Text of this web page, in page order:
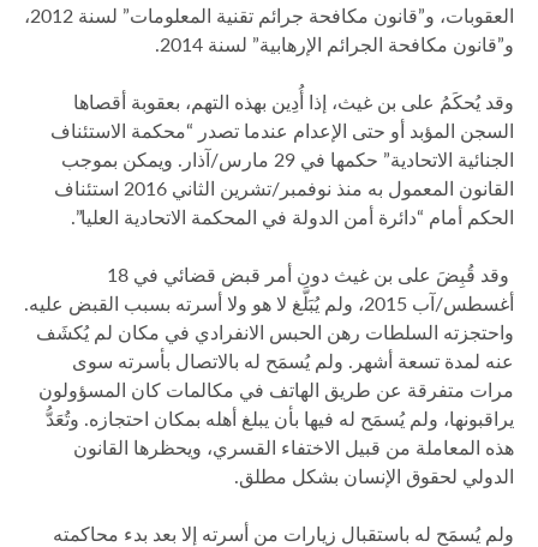
العقوبات، و”قانون مكافحة جرائم تقنية المعلومات” لسنة 2012،
و”قانون مكافحة الجرائم الإرهابية” لسنة 2014.
وقد يُحكَمُ على بن غيث، إذا أُدِين بهذه التهم، بعقوبة أقصاها
السجن المؤبد أو حتى الإعدام عندما تصدر “محكمة الاستئناف
الجنائية الاتحادية” حكمها في 29 مارس/آذار. ويمكن بموجب
القانون المعمول به منذ نوفمبر/تشرين الثاني 2016 استئناف
الحكم أمام “دائرة أمن الدولة في المحكمة الاتحادية العليا”.
وقد قُبِضَ على بن غيث دون أمر قبض قضائي في 18
أغسطس/آب 2015، ولم يُبَلَّغ لا هو ولا أسرته بسبب القبض عليه.
واحتجزته السلطات رهن الحبس الانفرادي في مكان لم يُكشَف
عنه لمدة تسعة أشهر. ولم يُسمَح له بالاتصال بأسرته سوى
مرات متفرقة عن طريق الهاتف في مكالمات كان المسؤولون
يراقبونها، ولم يُسمَح له فيها بأن يبلغ أهله بمكان احتجازه. وتُعَدُّ
هذه المعاملة من قبيل الاختفاء القسري، ويحظرها القانون
الدولي لحقوق الإنسان بشكل مطلق.
ولم يُسمَح له باستقبال زيارات من أسرته إلا بعد بدء محاكمته